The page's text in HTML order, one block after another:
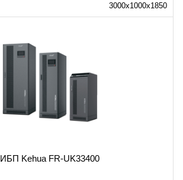
3000x1000x1850
ИБП Kehua FR-UK33400